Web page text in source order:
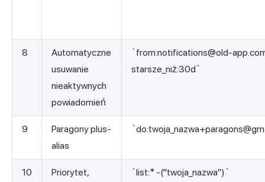
8
Automatyczne
usuwanie
nieaktywnych
powiadomień
`from:notifications@old-
starsze_niż:30d`
9
Paragony plus-
alias
`do:
10 Priorytet, `list:* -("twoja_nazwa")`